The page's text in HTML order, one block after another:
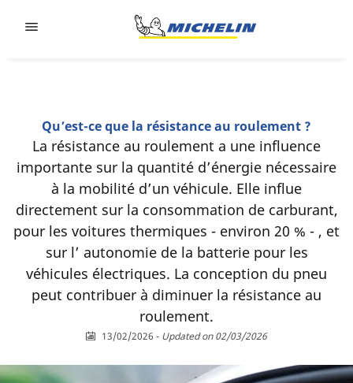
Qu’est-ce que la résistance au roulement ?
La résistance au roulement a une influence
importante sur la quantité d’énergie nécessaire
à la mobilité d’un véhicule. Elle influe
directement sur la consommation de carburant,
pour les voitures thermiques - environ 20 % - , et
sur l’ autonomie de la batterie pour les
véhicules électriques. La conception du pneu
peut contribuer à diminuer la résistance au
roulement.
13/02/2026 - Updated on 02/03/2026